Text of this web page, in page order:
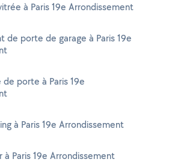
à Paris 19e Arrondissement
de porte de garage à Paris 19e
porte à Paris 19e
à Paris 19e Arrondissement
à Paris 19e Arrondissement